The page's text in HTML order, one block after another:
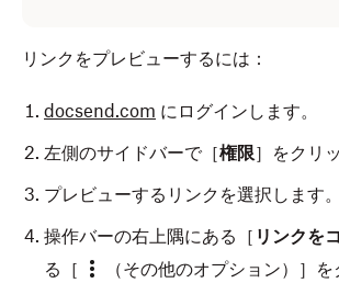
リンクをプレビューするには：
docsend.com にログインします。
左側のサイドバーで［権限］をクリ
プレビューするリンクを選択します。
操作バーの右上隅にある［ リンクを
る［
（その他のオプション）］